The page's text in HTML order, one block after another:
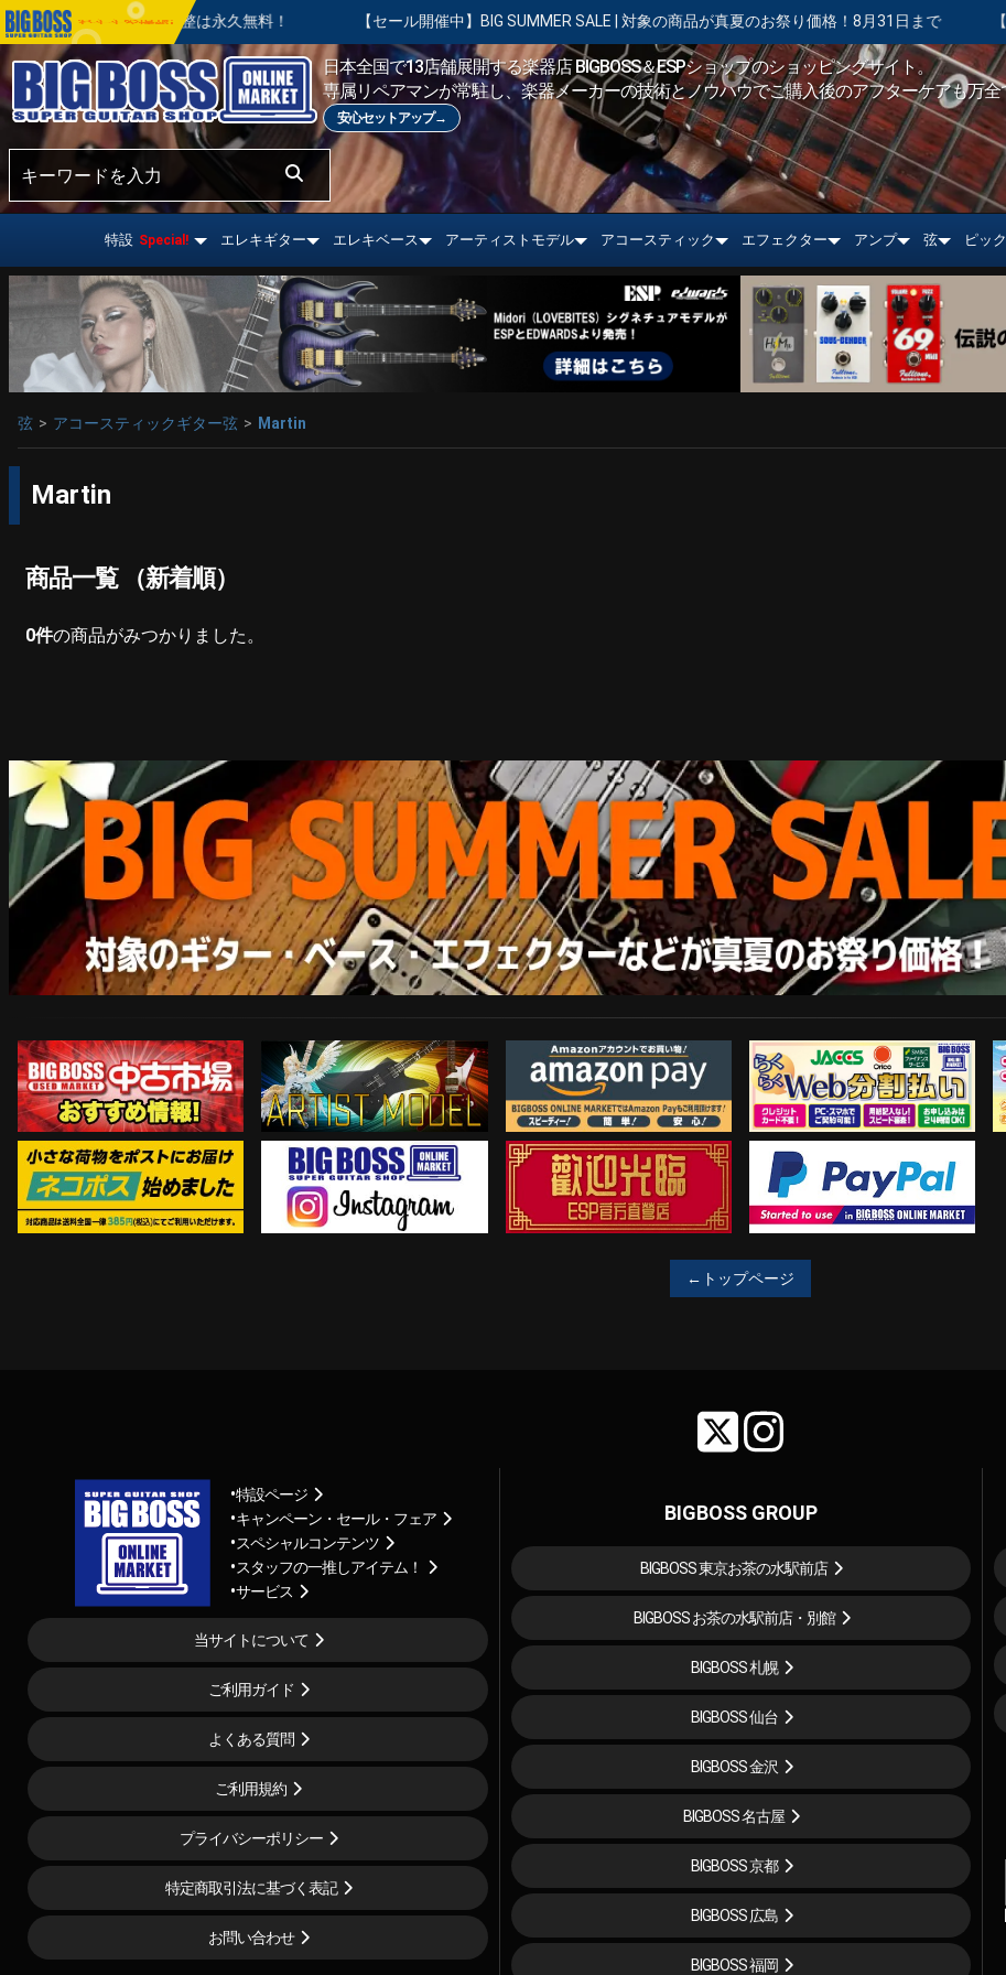
後の基本調整は永久無料！ 【セール開催中】BIG SUMMER SALE | 対象の商品が真夏のお祭り価格！8月31日まで 【キャンペー
おすすめ情報!
日本全国で13店舗展開する楽器店 BIGBOSS＆ESPショップのショッピングサイト。
専属リペアマンが常駐し、楽器メーカーの技術とノウハウでご購入後のアフターケアも万全
安心セットアップ→
特設 Special! エレキギター エレキベース アーティストモデル アコースティック エフェクター アンプ 弦 ピック
弦 アコースティックギター弦 Martin
Martin
商品一覧 （新着順）
0件の商品がみつかりました。
中古市場おすすめ情報!! ARTIST MODEL Amazon Pay らくらくWeb分割払い
ネコポス対象商品はコチラ Instagram 歓迎工臨 PayPal決済がご利用可能！
←トップページ
特設ページ
キャンペーン・セール・フェア
スペシャルコンテンツ
スタッフの一推しアイテム！
サービス
当サイトについて
ご利用ガイド
よくある質問
ご利用規約
プライバシーポリシー
特定商取引法に基づく表記
お問い合わせ
BIGBOSS GROUP
BIGBOSS 東京お茶の水駅前店
BIGBOSS お茶の水駅前店・別館
BIGBOSS 札幌
BIGBOSS 仙台
BIGBOSS 金沢
BIGBOSS 名古屋
BIGBOSS 京都
BIGBOSS 広島
BIGBOSS 福岡